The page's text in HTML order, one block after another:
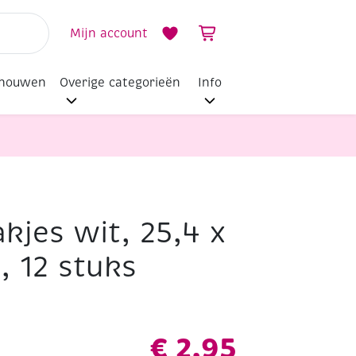
Mijn account
Overige categorieën Info
wit, 25,4 x
12 stuks
€ 2,95